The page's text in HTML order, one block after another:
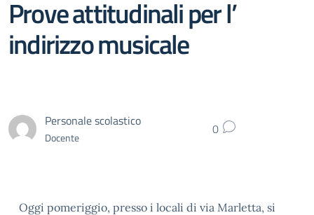
Prove attitudinali per l’
indirizzo musicale
Personale scolastico
Docente 0
Oggi pomeriggio, presso i locali di via Marletta, si